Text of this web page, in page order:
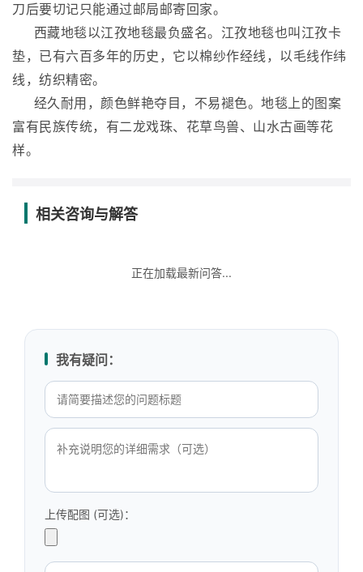
刀后要切记只能通过邮局邮寄回家。
西藏地毯以江孜地毯最负盛名。江孜地毯也叫江孜卡
垫，已有六百多年的历史，它以棉纱作经线，以毛线作纬
线，纺织精密。
经久耐用，颜色鲜艳夺目，不易褪色。地毯上的图案
富有民族传统，有二龙戏珠、花草鸟兽、山水古画等花
样。
相关咨询与解答
正在加载最新问答...
我有疑问：
上传配图 (可选)：